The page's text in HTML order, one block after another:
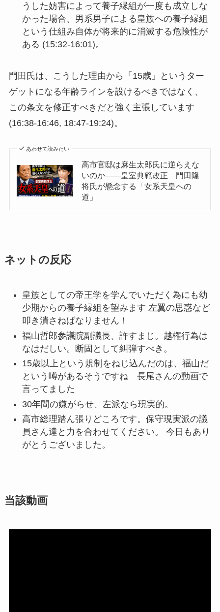
うした妨害によって養子縁組が一度も成立しな
かった場合、男系男子による皇族への養子縁組
という仕組み自体が将来的に消滅する危険性が
ある (15:32-16:01)。
門田氏は、こうした理由から「15歳」というター
ゲットになる年齢ラインを設けるべきではなく、
この条文を修正すべきだと強く主張しています
(16:38-16:46, 18:47-19:24)。
あわせて読みたい
高市官邸は麻生太郎氏に逆らえな
いのか――皇室典範改正 門田隆
将氏が懸念する「女系天皇への
道」
ネットの反応
皇族としての帝王学を学んでいただく為にも幼
少期からの養子縁組を望みます 左翼の思惑など
叩き潰さねばなりません！
福山哲郎参議院副議長、許すまじ。越権行為は
なはだしい。断固として糾弾すべき。
15歳以上という規制をねじ込んだのは、福山だ
という噂があるそうですね 長尾さんの動画で
言ってました
30年間の嫌がらせ、左派なら現実的。
高市総理踏ん張りどころです。保守現実派の議
員さん達と力を合わせてください。 今日もあり
がとうございました。
当該動画